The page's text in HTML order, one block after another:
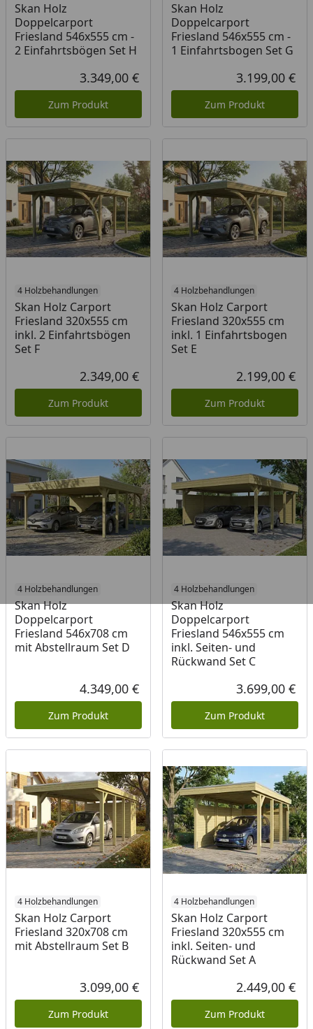
Skan Holz
Doppelcarport
Friesland 546x555 cm -
2 Einfahrtsbögen Set H
Aktueller Preis
3.349,00 €
Zum Produkt
Skan Holz
Doppelcarport
Friesland 546x555 cm -
1 Einfahrtsbogen Set G
3.199,00 €
Zum Produkt
4 Holzbehandlungen
Skan Holz Carport
Friesland 320x555 cm
inkl. 2 Einfahrtsbögen
Set F
Aktueller Preis
2.349,00 €
Zum Produkt
4 Holzbehandlungen
Skan Holz Carport
Friesland 320x555 cm
inkl. 1 Einfahrtsbogen
Set E
2.199,00 €
Zum Produkt
4 Holzbehandlungen
Skan Holz
Doppelcarport
Friesland 546x708 cm
mit Abstellraum Set D
Aktueller Preis
4.349,00 €
Zum Produkt
4 Holzbehandlungen
Skan Holz
Doppelcarport
Friesland 546x555 cm
inkl. Seiten- und
Rückwand Set C
3.699,00 €
Zum Produkt
4 Holzbehandlungen
Skan Holz Carport
Friesland 320x708 cm
mit Abstellraum Set B
Aktueller Preis
3.099,00 €
Zum Produkt
4 Holzbehandlungen
Skan Holz Carport
Friesland 320x555 cm
inkl. Seiten- und
Rückwand Set A
2.449,00 €
Zum Produkt